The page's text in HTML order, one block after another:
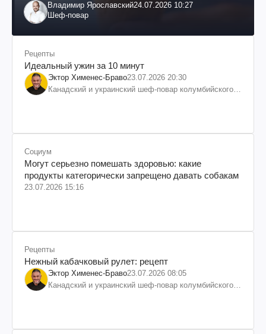
Владимир Ярославский24.07.2026 10:27
Шеф-повар
Рецепты
Идеальный ужин за 10 минут
Эктор Хименес-Браво23.07.2026 20:30
Канадский и украинский шеф-повар колумбийского
Социум
Могут серьезно помешать здоровью: какие
продукты категорически запрещено давать собакам
23.07.2026 15:16
Рецепты
Нежный кабачковый рулет: рецепт
Эктор Хименес-Браво23.07.2026 08:05
Канадский и украинский шеф-повар колумбийского